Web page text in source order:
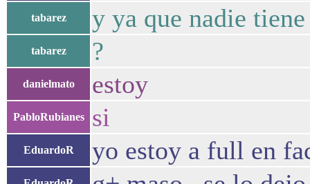
tabarez y ya que nadie
tabarez ?
danielmato estoy
PabloRubianes si
EduardoR yo estoy a full en